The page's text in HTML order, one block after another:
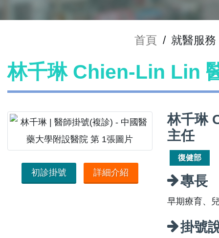
首頁 / 就醫服務
林千琳 Chien-Lin Lin
初診掛號 詳細介紹
林千琳
主任
復健部
專長
早期療育、
掛號